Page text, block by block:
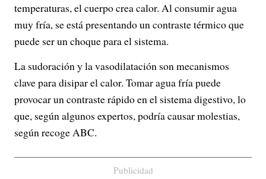
temperaturas, el cuerpo crea calor. Al consumir agua
muy fría, se está presentando un contraste térmico que
puede ser un choque para el sistema.
La sudoración y la vasodilatación son mecanismos
clave para disipar el calor. Tomar agua fría puede
provocar un contraste rápido en el sistema digestivo, lo
que, según algunos expertos, podría causar molestias,
según recoge ABC.
Publicidad